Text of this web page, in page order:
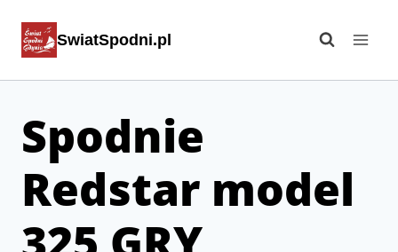
SwiatSpodni.pl
Spodnie
Redstar model